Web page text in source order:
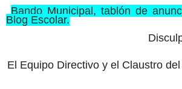
Bando Municipal, tablón de
Blog Escolar.
El Equipo Directivo y el Claustro